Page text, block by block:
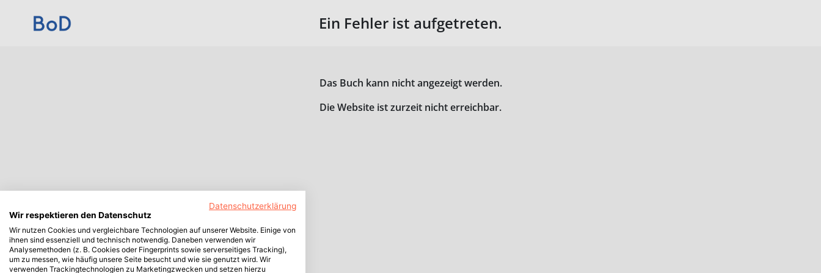
Ein Fehler ist aufgetreten.
Das Buch kann nicht angezeigt werden.
Die Website ist zurzeit nicht erreichbar.
Datenschutzerklärung
Wir respektieren den Datenschutz
Wir nutzen Cookies und vergleichbare Technologien auf unserer Website. Einige von
ihnen sind essenziell und technisch notwendig. Daneben verwenden wir
Analysemethoden (z. B. Cookies oder Fingerprints sowie serverseitiges Tracking),
um zu messen, wie häufig unsere Seite besucht und wie sie genutzt wird. Wir
verwenden Trackingtechnologien zu Marketingzwecken und setzen hierzu